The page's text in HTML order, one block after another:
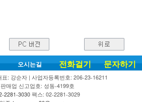
오시는길 전화걸기 문자하기
: 강순자 | 사업자등록번호: 206-23-16211
매업 신고업호: 성동-4199호
2281-3030팩스: 02-2281-3029